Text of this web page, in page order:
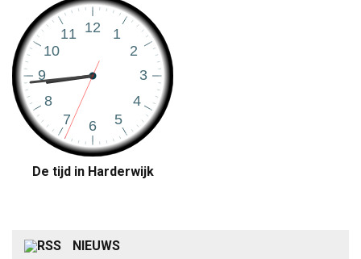
De tijd in Harderwijk
NIEUWS